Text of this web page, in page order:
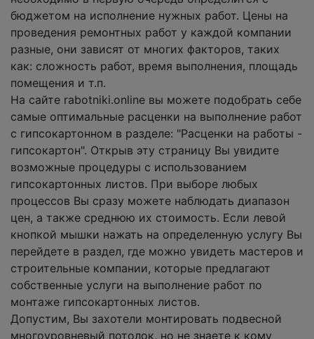
бюджетом на исполнение нужных работ. Цены на
проведения ремонтных работ у каждой компании
разные, они зависят от многих факторов, таких
как: сложность работ, время выполнения, площадь
помещения и т.п.
На сайте rabotniki.online вы можете подобрать себе
самые оптимальные расценки на выполнение работ
с гипсокартонном в разделе: "Расценки на работы -
гипсокартон". Открыв эту страницу Вы увидите
возможные процедуры с использованием
гипсокартонных листов. При выборе любых
процессов Вы сразу можете наблюдать диапазон
цен, а также среднюю их стоимость. Если левой
кнопкой мышки нажать на определенную услугу Вы
перейдете в раздел, где можно увидеть мастеров и
строительные компании, которые предлагают
собственные услуги на выполнение работ по
монтаже гипсокартонных листов.
Допустим, Вы захотели монтировать подвесной
многоуровневый потолок, но не знаете к кому